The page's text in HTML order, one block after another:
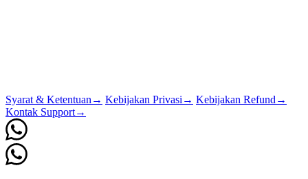
Syarat & Ketentuan → Kebijakan Privasi → Kebijakan Refund →
Kontak Support→